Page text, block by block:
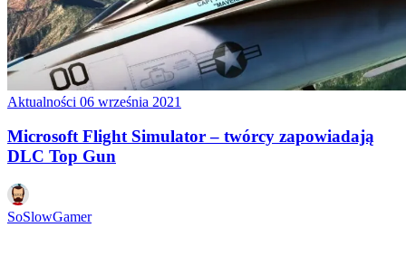
Aktualności 06 września 2021
Microsoft Flight Simulator – twórcy zapowiadają
DLC Top Gun
SoSlowGamer